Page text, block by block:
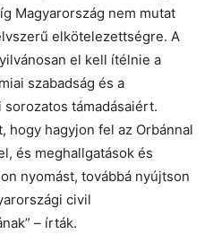
Magyarország nem mutat
elkötelezettségre. A
el kell ítélnie a
szabadság és a
támadásaiért.
hogy hagyjon fel az Orbánnal
és meghallgatások és
nyomást, továbbá nyújtson
civil
– írták.